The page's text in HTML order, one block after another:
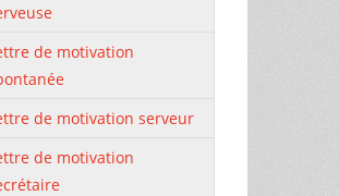
de motivation
de motivation serveur
de motivation